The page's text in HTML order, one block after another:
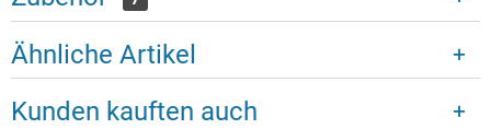
Ähnliche Artikel
Kunden kauften auch